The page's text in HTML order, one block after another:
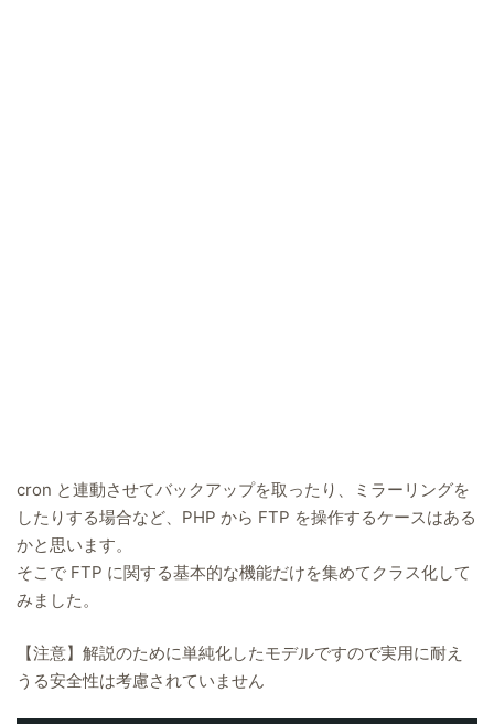
cron と連動させてバックアップを取ったり、ミラーリングを
したりする場合など、PHP から FTP を操作するケースはある
かと思います。
そこで FTP に関する基本的な機能だけを集めてクラス化して
みました。
【注意】解説のために単純化したモデルですので実用に耐え
うる安全性は考慮されていません